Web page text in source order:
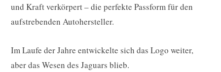
und Kraft verkörpert – die perfekte Passform für den
aufstrebenden Autohersteller.
Im Laufe der Jahre entwickelte sich das Logo weiter,
aber das Wesen des Jaguars blieb.